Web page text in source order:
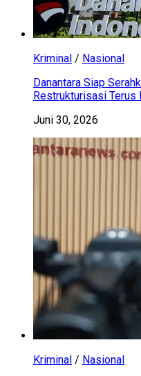
Kriminal / Nasional
Danantara Siap
Restrukturisasi Terus
Juni 30, 2026
Kriminal / Nasional